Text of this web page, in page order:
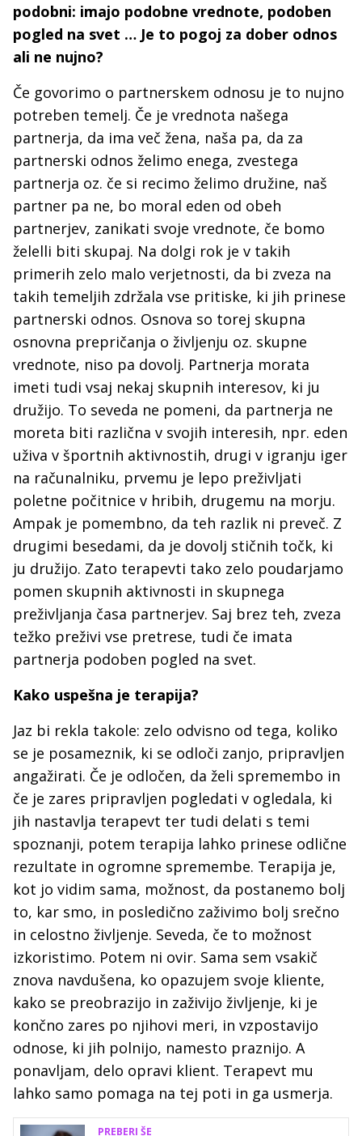
podobni: imajo podobne vrednote, podoben
pogled na svet … Je to pogoj za dober odnos
ali ne nujno?
Če govorimo o partnerskem odnosu je to nujno
potreben temelj. Če je vrednota našega
partnerja, da ima več žena, naša pa, da za
partnerski odnos želimo enega, zvestega
partnerja oz. če si recimo želimo družine, naš
partner pa ne, bo moral eden od obeh
partnerjev, zanikati svoje vrednote, če bomo
želelli biti skupaj. Na dolgi rok je v takih
primerih zelo malo verjetnosti, da bi zveza na
takih temeljih zdržala vse pritiske, ki jih prinese
partnerski odnos. Osnova so torej skupna
osnovna prepričanja o življenju oz. skupne
vrednote, niso pa dovolj. Partnerja morata
imeti tudi vsaj nekaj skupnih interesov, ki ju
družijo. To seveda ne pomeni, da partnerja ne
moreta biti različna v svojih interesih, npr. eden
uživa v športnih aktivnostih, drugi v igranju iger
na računalniku, prvemu je lepo preživljati
poletne počitnice v hribih, drugemu na morju.
Ampak je pomembno, da teh razlik ni preveč. Z
drugimi besedami, da je dovolj stičnih točk, ki
ju družijo. Zato terapevti tako zelo poudarjamo
pomen skupnih aktivnosti in skupnega
preživljanja časa partnerjev. Saj brez teh, zveza
težko preživi vse pretrese, tudi če imata
partnerja podoben pogled na svet.
Kako uspešna je terapija?
Jaz bi rekla takole: zelo odvisno od tega, koliko
se je posameznik, ki se odloči zanjo, pripravljen
angažirati. Če je odločen, da želi spremembo in
če je zares pripravljen pogledati v ogledala, ki
jih nastavlja terapevt ter tudi delati s temi
spoznanji, potem terapija lahko prinese odlične
rezultate in ogromne spremembe. Terapija je,
kot jo vidim sama, možnost, da postanemo bolj
to, kar smo, in posledično zaživimo bolj srečno
in celostno življenje. Seveda, če to možnost
izkoristimo. Potem ni ovir. Sama sem vsakič
znova navdušena, ko opazujem svoje kliente,
kako se preobrazijo in zaživijo življenje, ki je
končno zares po njihovi meri, in vzpostavijo
odnose, ki jih polnijo, namesto praznijo. A
ponavljam, delo opravi klient. Terapevt mu
lahko samo pomaga na tej poti in ga usmerja.
PREBERI ŠE